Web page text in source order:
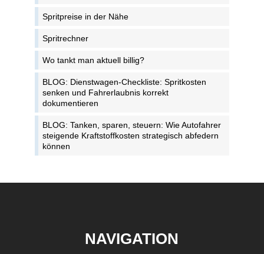
Spritpreise in der Nähe
Spritrechner
Wo tankt man aktuell billig?
BLOG: Dienstwagen-Checkliste: Spritkosten
senken und Fahrerlaubnis korrekt
dokumentieren
BLOG: Tanken, sparen, steuern: Wie Autofahrer
steigende Kraftstoffkosten strategisch abfedern
können
NAVIGATION